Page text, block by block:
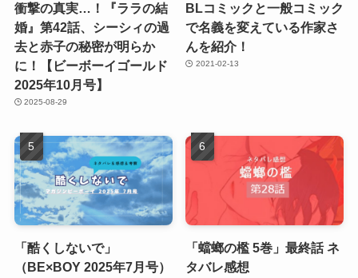
衝撃の真実…！『ララの結
婚』第42話、シーシィの過
去と赤子の秘密が明らか
に！【ビーボーイゴールド
2025年10月号】
2025-08-29
BLコミックと一般コミック
で名義を変えている作家さ
んを紹介！
2021-02-13
「酷くしないで」
（BE×BOY 2025年7月号）
「蟷螂の檻 5巻」最終話 ネ
タバレ感想